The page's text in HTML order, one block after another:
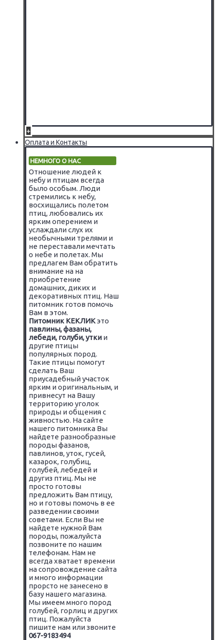
+
Оплата и Контакты
НЕМНОГО О НАС
Отношение людей к
небу и птицам всегда
было особым. Люди
стремились к небу,
восхищались полетом
птиц, любовались их
ярким оперением и
услаждали слух их
необычными трелями и
не переставали мечтать
о небе и полетах. Мы
предлагем Вам обратить
внимание на на
приобретение
домашних, диких и
декоративных птиц. Наш
питомник готов помочь
Вам в этом.
Питомник КЕКЛИКэто
павлины, фазаны,
лебеди, голуби, утки и
другие птицы
популярных пород.
Такие птицы помогут
сделать Ваш
приусадебный участок
ярким и оригинальным, и
привнесут на Вашу
территорию уголок
природы и общения с
живностью. На сайте
нашего питомника Вы
найдете разнообразные
породы фазанов,
павлинов, уток, гусей,
казарок, голубиц,
голубей, лебедей и
другиз птиц. Мы не
просто готовы
предложить Вам птицу,
но и готовы помочь в ее
разведении своими
советами. Если Вы не
найдете нужной Вам
породы, пожалуйста
позвоните по нашим
телефонам. Нам не
всегда хватает времени
на сопровождение сайта
и много информации
прорсто не занесено в
базу нашего магазина.
Мы имеем много пород
голубей, горлиц и других
птиц. Пожалуйста
пишите нам или звоните
067-9183494